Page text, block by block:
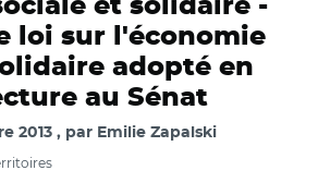
et solidaire -
loi sur l'économie
adopté en
au Sénat
2013 par Emilie Zapalski